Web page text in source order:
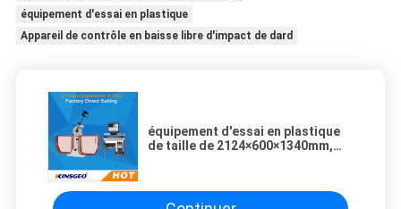
équipement d'essai en plastique
Appareil de contrôle en baisse libre d'impact de dard
équipement d'essai en plastique
de taille de 2124×600×1340mm,
plastique